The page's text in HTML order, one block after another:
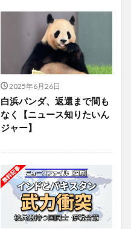
2025年6月26日
白浜パンダ、返還まで間も
なく【ニュース知りたいん
ジャー】